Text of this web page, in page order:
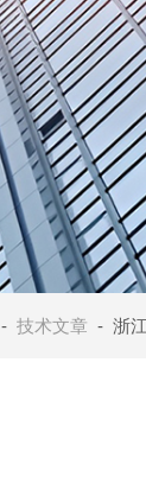
-技术文章 - 浙江数